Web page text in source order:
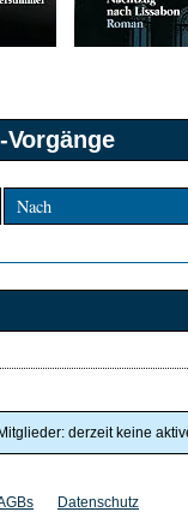
Vorgänge
Nach
derzeit keine
Datenschutz